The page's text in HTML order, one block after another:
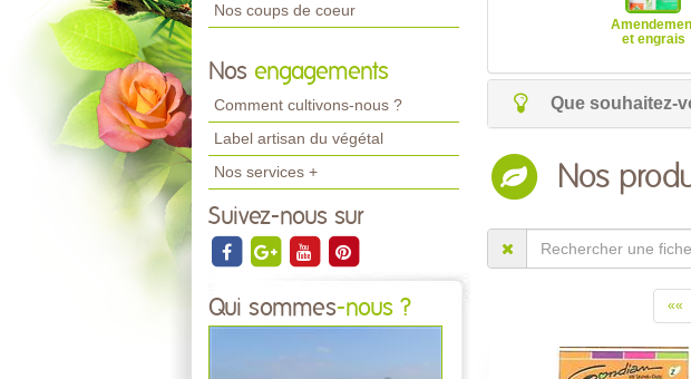
Nos coups de coeur
Nos engagements
Comment cultivons-nous ?
Label artisan du végétal
Nos services +
Suivez-nous sur
Qui sommes-nous ?
et engrais
Que souhaitez-
Nos
««